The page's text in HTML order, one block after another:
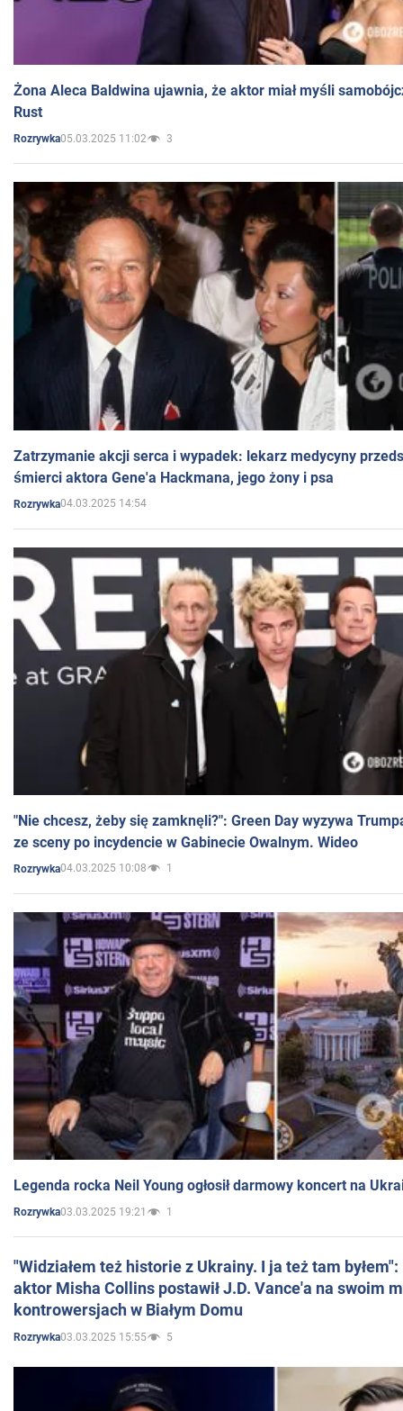
Żona Aleca Baldwina ujawnia, że aktor miał myśli
Rust
Rozrywka05.03.2025 11:02 3
Zatrzymanie akcji serca i wypadek: lekarz medycyny
śmierci aktora Gene'a Hackmana, jego żony i psa
Rozrywka04.03.2025 14:54
"Nie chcesz, żeby się zamknęli?": Green Day wyzywa
ze sceny po incydencie w Gabinecie Owalnym. Wideo
Rozrywka04.03.2025 10:08 1
Legenda rocka Neil Young ogłosił darmowy koncert na
Rozrywka03.03.2025 19:21 1
"Widziałem też historie z Ukrainy. I ja też tam
aktor Misha Collins postawił J.D. Vance'a na swoim
kontrowersjach w Białym Domu
Rozrywka03.03.2025 15:55 5